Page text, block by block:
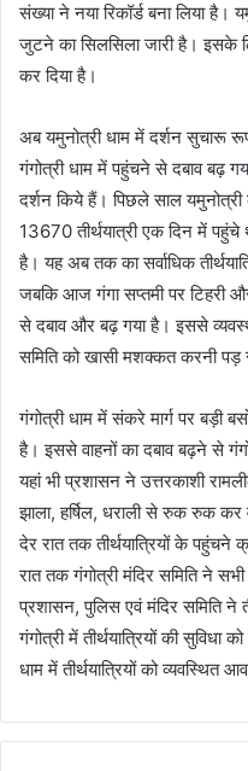
संख्या ने नया रिकॉर्ड बना लिया है।
जुटने का सिलसिला जारी है। इसके
कर दिया है।
अब यमुनोत्री धाम में दर्शन सुचारू
गंगोत्री धाम में पहुंचने से दबाव बढ़ गया
दर्शन किये हैं। पिछले साल यमुनोत्री
13670 तीर्थयात्री एक दिन में
है। यह अब तक का सर्वाधिक
जबकि आज गंगा सप्तमी पर टिहरी
से दबाव और बढ़ गया है। इससे
समिति को खासी मशक्कत करनी पड़
गंगोत्री धाम में संकरे मार्ग पर बड़ी
है। इससे वाहनों का दबाव बढ़ने से
यहां भी प्रशासन ने उत्तरकाशी
झाला, हर्षिल, धराली से रुक रुक
देर रात तक तीर्थयात्रियों के
रात तक गंगोत्री मंदिर समिति ने
प्रशासन, पुलिस एवं मंदिर समिति ने
गंगोत्री में तीर्थयात्रियों की
धाम में तीर्थयात्रियों को व्यवस्थित